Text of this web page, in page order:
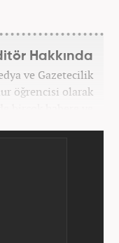
Hakkında
ve Gazetecilik
öğrencisi olarak
birçok habere ve